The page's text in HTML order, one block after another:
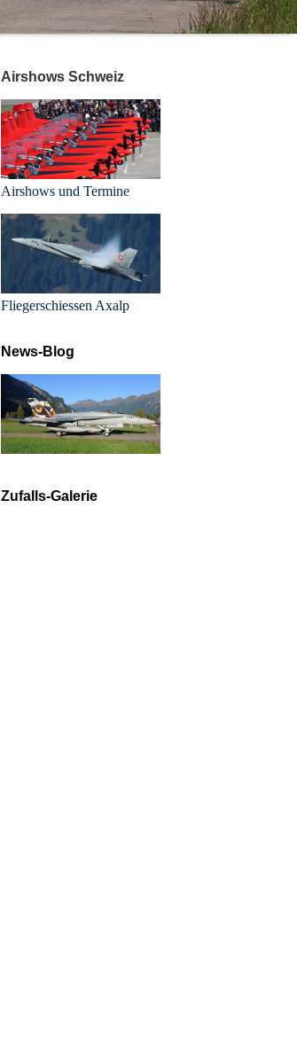
Airshows Schweiz
Airshows und Termine
Fliegerschiessen Axalp
News-Blog
Zufalls-Galerie